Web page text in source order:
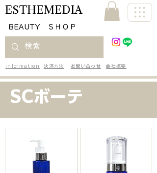
ESTHEMEDIA
​BEAUTY ＳＨＯＰ
information 決済方法 お問い合わせ 会社概要
SCボーテ